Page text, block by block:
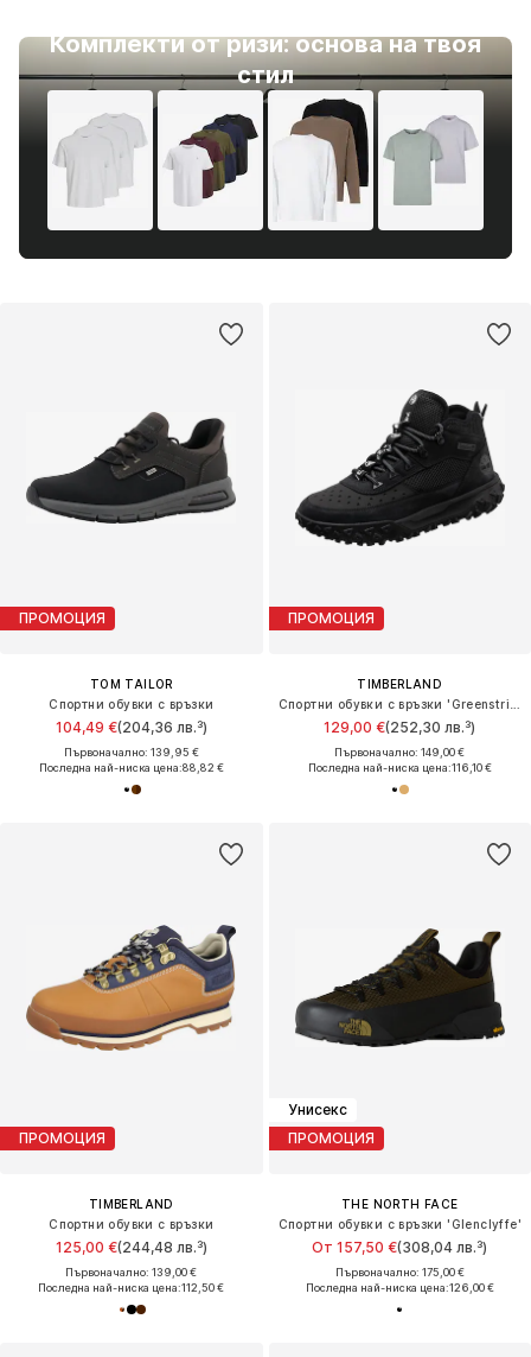
Комплекти от ризи: основа на твоя
стил
ПРОМОЦИЯ
TOM TAILOR
Спортни обувки с връзки
104,49 €(204,36 лв.³)
Първоначално: 139,95 €
Последна най-ниска цена:88,82 €
ПРОМОЦИЯ
TIMBERLAND
129,00 €(252,30 лв.³)
Първоначално: 149,00 €
Последна най-ниска цена:116,10 €
ПРОМОЦИЯ
TIMBERLAND
Спортни обувки с връзки
125,00 €(244,48 лв.³)
Първоначално: 139,00 €
Последна най-ниска цена:112,50 €
Унисекс
ПРОМОЦИЯ
THE NORTH FACE
Спортни обувки с връзки 'Glenclyffe'
От 157,50 €(308,04 лв.³)
Първоначално: 175,00 €
Последна най-ниска цена:126,00 €